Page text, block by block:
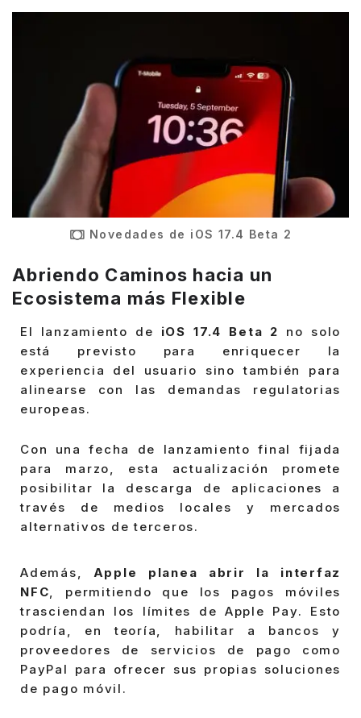
Novedades de iOS 17.4 Beta 2
Abriendo Caminos hacia un
Ecosistema más Flexible
El lanzamiento de iOS 17.4 Beta 2
no solo
está previsto para enriquecer la
experiencia del usuario sino también para
alinearse con las demandas regulatorias
europeas.
Con una fecha de lanzamiento final fijada
para marzo, esta actualización promete
posibilitar la descarga de aplicaciones a
través de medios locales y mercados
alternativos de terceros.
Además, Apple planea abrir la interfaz
NFC, permitiendo que los pagos móviles
trasciendan los límites de Apple Pay. Esto
podría, en teoría, habilitar a bancos y
proveedores de servicios de pago como
PayPal para ofrecer sus propias soluciones
de pago móvil.